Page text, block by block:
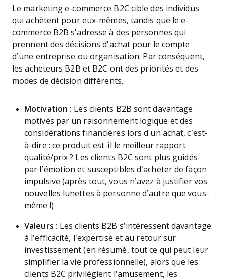
Le marketing e-commerce B2C cible des individus
qui achètent pour eux-mêmes, tandis que le e-
commerce B2B s'adresse à des personnes qui
prennent des décisions d'achat pour le compte
d’une entreprise ou organisation. Par conséquent,
les acheteurs B2B et B2C ont des priorités et des
modes de décision différents.
Motivation : Les clients B2B sont davantage
motivés par un raisonnement logique et des
considérations financières lors d'un achat, c’est-
à-dire : ce produit est-il le meilleur rapport
qualité/prix ? Les clients B2C sont plus guidés
par l’émotion et susceptibles d’acheter de façon
impulsive (après tout, vous n’avez à justifier vos
nouvelles lunettes à personne d’autre que vous-
même !)
Valeurs : Les clients B2B s’intéressent davantage
à l’efficacité, l’expertise et au retour sur
investissement (en résumé, tout ce qui peut leur
simplifier la vie professionnelle), alors que les
clients B2C privilégient l’amusement, les